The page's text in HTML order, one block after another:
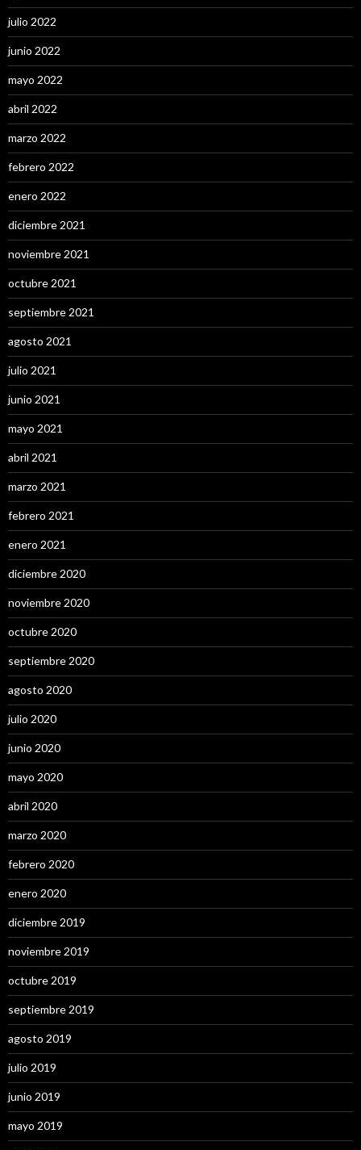
julio 2022
junio 2022
mayo 2022
abril 2022
marzo 2022
febrero 2022
enero 2022
diciembre 2021
noviembre 2021
octubre 2021
septiembre 2021
agosto 2021
julio 2021
junio 2021
mayo 2021
abril 2021
marzo 2021
febrero 2021
enero 2021
diciembre 2020
noviembre 2020
octubre 2020
septiembre 2020
agosto 2020
julio 2020
junio 2020
mayo 2020
abril 2020
marzo 2020
febrero 2020
enero 2020
diciembre 2019
noviembre 2019
octubre 2019
septiembre 2019
agosto 2019
julio 2019
junio 2019
mayo 2019